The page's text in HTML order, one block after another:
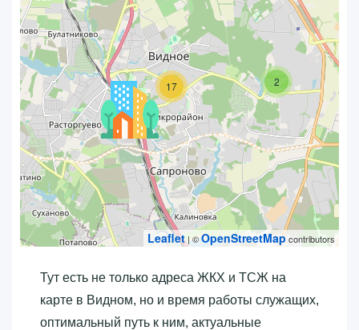
2
17
Leaflet | ©OpenStreetMapcontributors
Тут есть не только адреса ЖКХ и ТСЖ на
карте в Видном, но и время работы служащих,
оптимальный путь к ним, актуальные